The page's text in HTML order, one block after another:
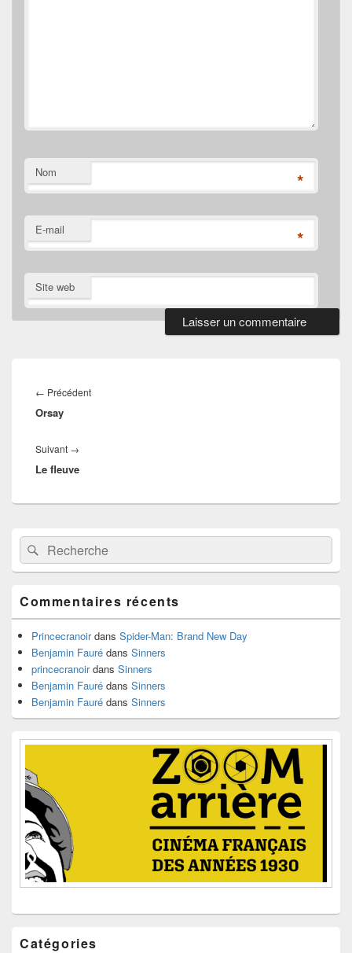
Nom *
E-mail *
Site web
de
l’article
← PrécédentArticle
Orsay
Suivant →
suivant :
Le fleuve
Zone
principale
de
widget
barre
latérale
Recherche :Rechercher
Commentaires récents
Princecranoirdans Spider-Man: Brand New Day
Benjamin Fauré dans Sinners
princecranoirdans Sinners
Benjamin Fauré dans Sinners
Benjamin Fauré dans Sinners
Catégories